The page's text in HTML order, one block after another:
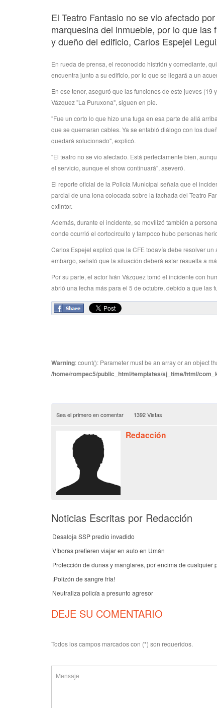
El Teatro Fantasio no se vio afectado
marquesina del inmueble, por lo que
y dueño del edificio, Carlos Espejel
En rueda de prensa, el reconocido histrión y comediante,
encuentra junto a su edificio, por lo que se llegará a un
En ese tenor, aseguró que las funciones de este jueves
Vázquez "La Puruxona", siguen en pie.
"Fue un corto lo que hizo una fuga en esa parte de allá
que se quemaran cables. Ya se entabló diálogo con los
quedará solucionado", explicó.
"El teatro no se vio afectado. Está perfectamente bien,
el servicio, aunque el show continuará", aseveró.
El reporte oficial de la Policía Municipal señala que el
parcial de una lona colocada sobre la fachada del Teatro
extintor.
Además, durante el incidente, se movilizó también a
donde ocurrió el cortocircuito y tampoco hubo personas
Carlos Espejel explicó que la CFE todavía debe resolver
embargo, señaló que la situación deberá estar resuelta a
Por su parte, el actor Iván Vázquez tomó el incidente con
abrió una fecha más para el 5 de octubre, debido a que las
Warning: count(): Parameter must be an array or an object
/home/rompec5/public_html/templates/sj_time/html/
Sea el primero en comentar 1392 Vistas
Redacción
Noticias Escritas por Redacción
Desaloja SSP predio invadido
Víboras prefieren viajar en auto en Umán
Protección de dunas y manglares, por encima de cualquier
¡Polizón de sangre fría!
Neutraliza policía a presunto agresor
DEJE SU COMENTARIO
Todos los campos marcados con (*) son requeridos.